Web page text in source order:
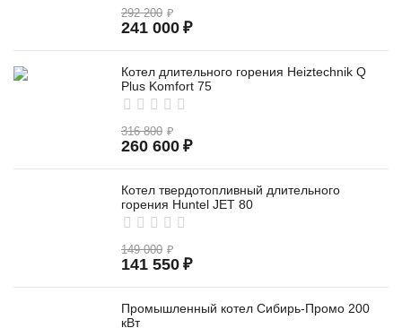
292 200 ₽
241 000 ₽
Котел длительного горения Heiztechnik Q
Plus Komfort 75
316 800 ₽
260 600 ₽
Котел твердотопливный длительного
горения Huntel JET 80
149 000 ₽
141 550 ₽
Промышленный котел Сибирь-Промо 200
кВт